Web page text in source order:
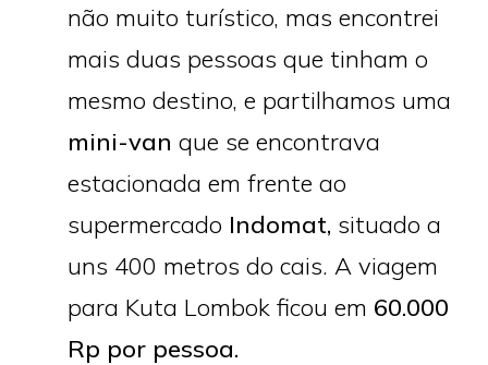
não muito turístico, mas encontrei
mais duas pessoas que tinham o
mesmo destino, e partilhamos uma
mini-vanque se encontrava
estacionada em frente ao
supermercado Indomat, situado a
uns 400 metros do cais. A viagem
para Kuta Lombok ficou em 60.000
Rp por pessoa.